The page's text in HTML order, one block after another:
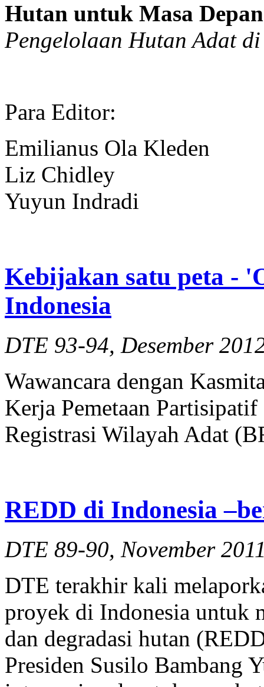
Hutan untuk Masa Depan
Pengelolaan Hutan Adat
Para Editor:
Emilianus Ola Kleden
Liz Chidley
Yuyun Indradi
Kebijakan satu peta -
Indonesia
DTE 93-94, Desember
Wawancara dengan
Kerja Pemetaan
Registrasi Wilayah Adat
REDD di Indonesia
DTE 89-90, November
DTE terakhir kali
proyek di Indonesia untuk
dan degradasi hutan
Presiden Susilo Bambang